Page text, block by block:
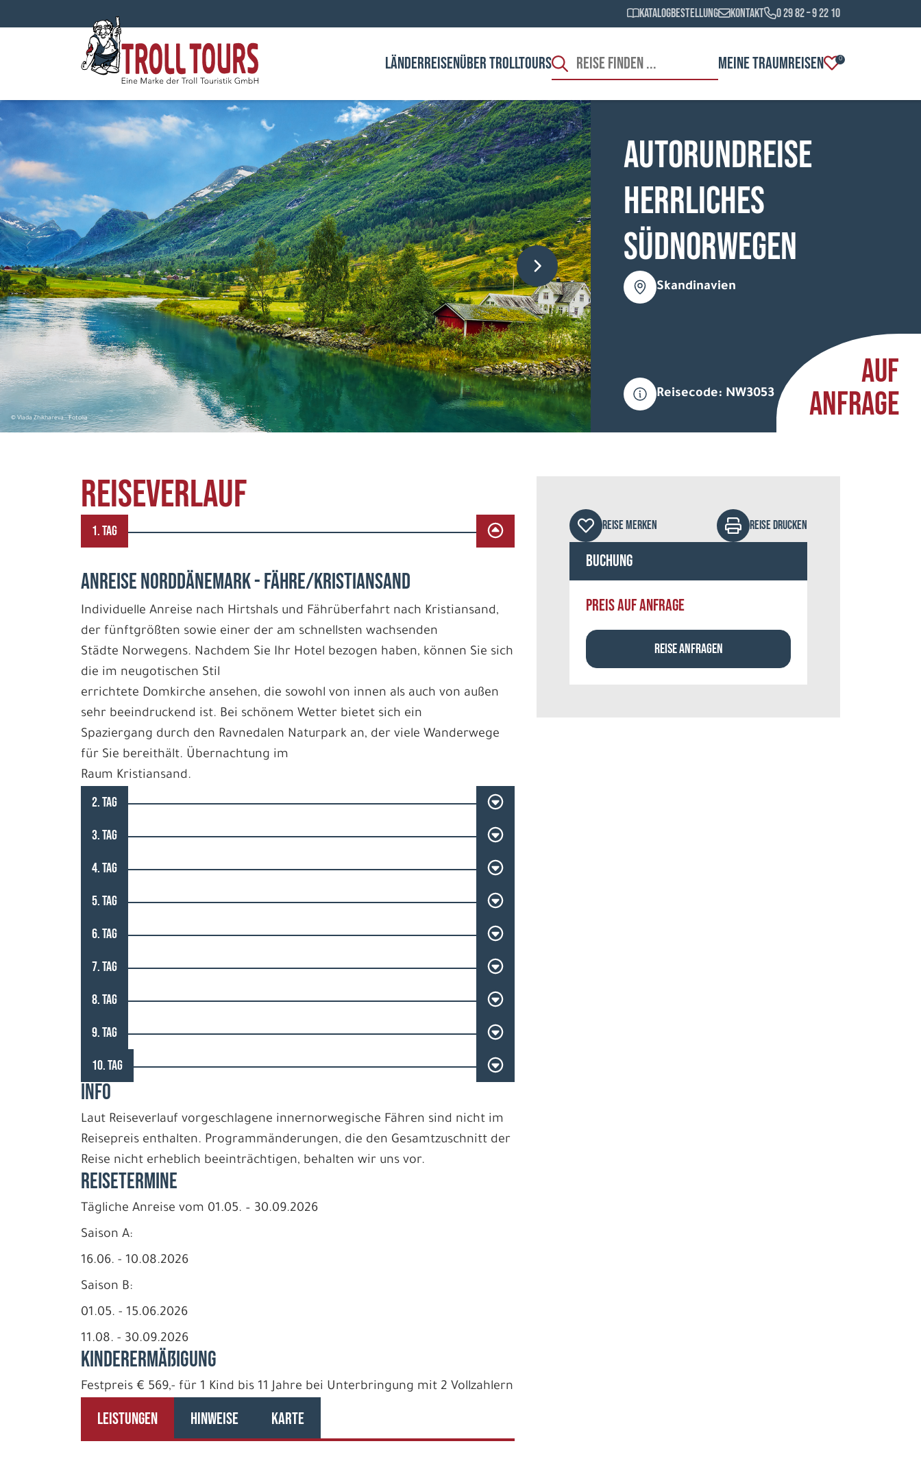
Katalogbestellung Kontakt 0 29 82 – 9 22 10
LÄNDERREISENÜBER TROLLTOURS MEINE TRAUMREISEN 0
© Vlada Zhikhareva - Fotolia
Autorundreise
Herrliches
Südnorwegen
Skandinavien
Reisecode: NW3053
AUF
ANFRAGE
REISEVERLAUF
1. TAG
ANREISE NORDDÄNEMARK - FÄHRE/KRISTIANSAND
Individuelle Anreise nach Hirtshals und Fährüberfahrt nach Kristiansand,
der fünftgrößten sowie einer der am schnellsten wachsenden
Städte Norwegens. Nachdem Sie Ihr Hotel bezogen haben, können Sie sich
die im neugotischen Stil
errichtete Domkirche ansehen, die sowohl von innen als auch von außen
sehr beeindruckend ist. Bei schönem Wetter bietet sich ein
Spaziergang durch den Ravnedalen Naturpark an, der viele Wanderwege
für Sie bereithält. Übernachtung im
Raum Kristiansand.
2. TAG
3. TAG
4. TAG
5. TAG
6. TAG
7. TAG
8. TAG
9. TAG
10. TAG
INFO
Laut Reiseverlauf vorgeschlagene innernorwegische Fähren sind nicht im
Reisepreis enthalten. Programmänderungen, die den Gesamtzuschnitt der
Reise nicht erheblich beeinträchtigen, behalten wir uns vor.
REISETERMINE
Tägliche Anreise vom 01.05. – 30.09.2026
Saison A:
16.06. - 10.08.2026
Saison B:
01.05. - 15.06.2026
11.08. - 30.09.2026
Kinderermäßigung
Festpreis € 569,- für 1 Kind bis 11 Jahre bei Unterbringung mit 2 Vollzahlern
LEISTUNGEN HINWEISE KARTE
REISE MERKEN REISE DRUCKEN
Buchung
PREIS AUF ANFRAGE
REISE ANFRAGEN